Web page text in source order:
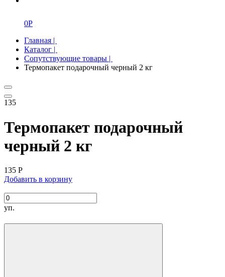
0Р
Главная |
Каталог |
Сопутствующие товары |
Термопакет подарочный черный 2 кг
135
Термопакет подарочный
черный 2 кг
135 Р
Добавить в корзину
уп.